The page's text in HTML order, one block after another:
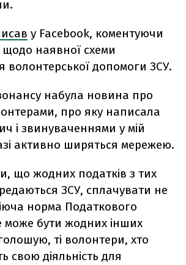
у Facebook, коментуючи
наявної схеми
волонтерської допомоги ЗСУ.
набула новина про
про яку написала
і звинуваченнями у мій
активно ширяться мережею.
що жодних податків з тих
ЗСУ, сплачувати не
норма Податкового
може бути жодних інших
ті волонтери, хто
свою діяльність для